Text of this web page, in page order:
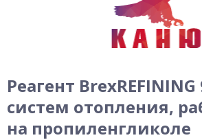
Реагент
систем отопления,
на пропиленгликоле